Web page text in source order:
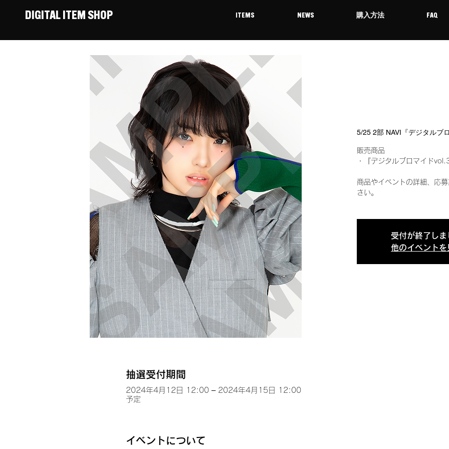
DIGITAL ITEM SHOP ITEMS NEWS 購入方法 FAQ
5/25 2部 NAVI『デジタルブ
販売商品
・『デジタルブロマイド
商品やイベントの詳細、応
さい。
受付が終了しま
他のイベントを
抽選受付期間
2024年4月12日 12:00 – 2024年4月15日 12:00
予定
イベントについて